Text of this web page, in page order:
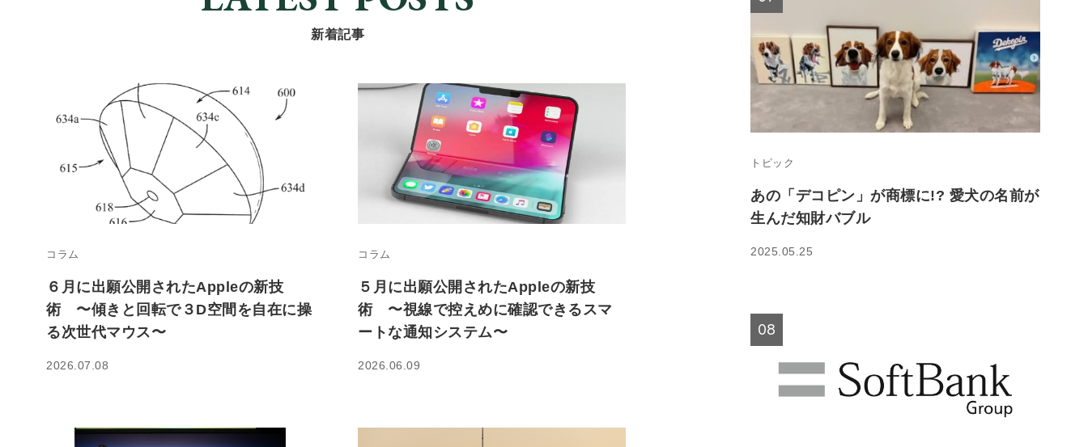
新着記事
コラム
６月に出願公開されたAppleの新技
術 〜傾きと回転で３D空間を自在に操
る次世代マウス〜
2026.07.08
コラム
５月に出願公開されたAppleの新技
術 〜視線で控えめに確認できるスマ
ートな通知システム〜
2026.06.09
トピック
あの「デコピン」が商標に!? 愛犬の名前が
生んだ知財バブル
2025.05.25